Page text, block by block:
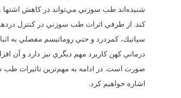
شنيده‌اند طب سوزني مي‌تواند در كاهش اشتها
كند. از طرفي اثرات طب سوزني در كنترل
سياتيك، كمردرد و حتي روماتيسم مفصلي به
درماني كهن كاربرد مهم ديگري نيز دارد و آن
صورت است. در ادامه به مهم‌ترين تاثيرات طب
اشاره خواهيم كرد.